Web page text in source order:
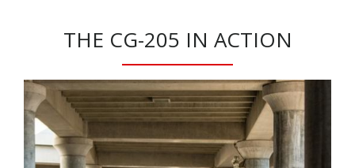
THE CG-205 IN ACTION